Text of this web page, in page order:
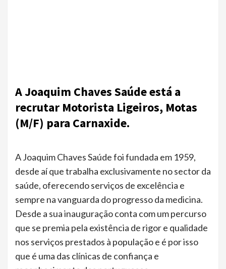
A Joaquim Chaves Saúde está a
recrutar Motorista Ligeiros, Motas
(M/F) para Carnaxide.
A Joaquim Chaves Saúde foi fundada em 1959,
desde aí que trabalha exclusivamente no sector da
saúde, oferecendo serviços de excelência e
sempre na vanguarda do progresso da medicina.
Desde a sua inauguração conta com um percurso
que se premia pela existência de rigor e qualidade
nos serviços prestados à população e é por isso
que é uma das clínicas de confiança e